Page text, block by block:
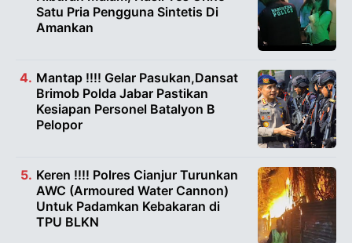
Satu Pria Pengguna Sintetis Di
Amankan
Mantap !!!! Gelar Pasukan,Dansat
Brimob Polda Jabar Pastikan
Kesiapan Personel Batalyon B
Pelopor
Keren !!!! Polres Cianjur Turunkan
AWC (Armoured Water Cannon)
Untuk Padamkan Kebakaran di
TPU BLKN